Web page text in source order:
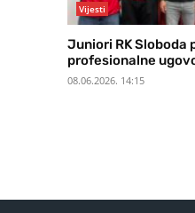
Vijesti
Juniori RK Sloboda
profesionalne
08.06.2026. 14:15